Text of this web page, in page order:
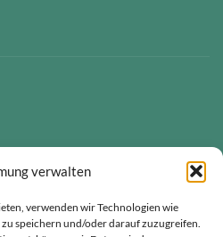
verwalten
verwenden wir Technologien wie
speichern und/oder darauf zuzugreifen.